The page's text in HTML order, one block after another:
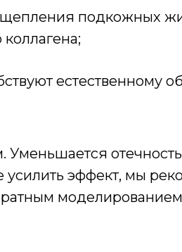
подкожных
усилить эффект, мы
естественному